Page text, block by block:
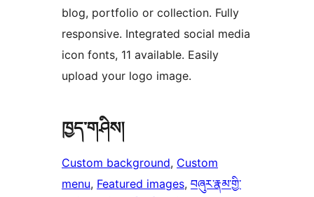
blog, portfolio or collection. Fully
responsive. Integrated social media
icon fonts, 11 available. Easily
upload your logo image.
ཁྱད་གཤིས།
Custom background, Custom
menu, Featured images, བཞུར་རྣམ་གྱི་